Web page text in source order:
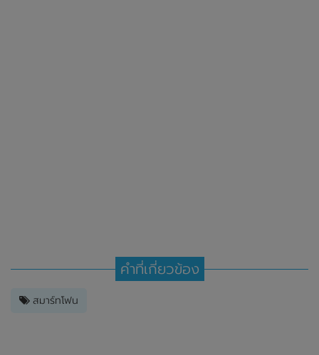
คำที่เกี่ยวข้อง
สมาร์ทโฟน